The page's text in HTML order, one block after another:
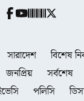
সারাদেশ বিশেষ
জনপ্রিয় সর্বশেষ
পলিসি